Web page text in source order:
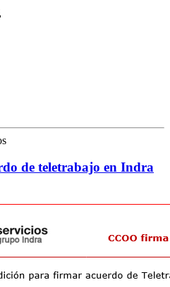
de teletrabajo en Indra